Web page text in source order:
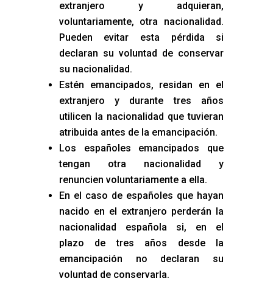
extranjero y adquieran,
voluntariamente, otra nacionalidad.
Pueden evitar esta pérdida si
declaran su voluntad de conservar
su nacionalidad.
Estén emancipados, residan en el
extranjero y durante tres años
utilicen la nacionalidad que tuvieran
atribuida antes de la emancipación.
Los españoles emancipados que
tengan otra nacionalidad y
renuncien voluntariamente a ella.
En el caso de españoles que hayan
nacido en el extranjero perderán la
nacionalidad española si, en el
plazo de tres años desde la
emancipación no declaran su
voluntad de conservarla.